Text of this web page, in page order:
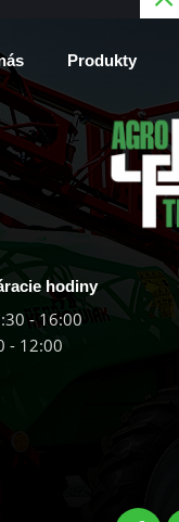
Produkty
hodiny
- 16:00
- 12:00